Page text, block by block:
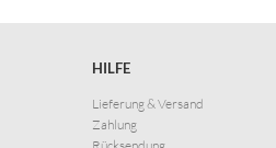
HILFE
Lieferung & Versand
Zahlung